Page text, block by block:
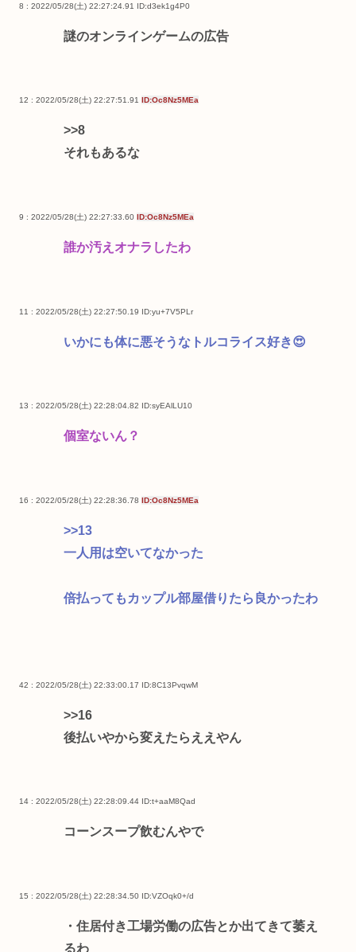
8 : 2022/05/28(土) 22:27:24.91 ID:d3ek1g4P0
謎のオンラインゲームの広告
12 : 2022/05/28(土) 22:27:51.91 ID:Oc8Nz5MEa
>>8
それもあるな
9 : 2022/05/28(土) 22:27:33.60 ID:Oc8Nz5MEa
誰か汚えオナラしたわ
11 : 2022/05/28(土) 22:27:50.19 ID:yu+7V5PLr
いかにも体に悪そうなトルコライス好き😍
13 : 2022/05/28(土) 22:28:04.82 ID:syEAlLU10
個室ないん？
16 : 2022/05/28(土) 22:28:36.78 ID:Oc8Nz5MEa
>>13
一人用は空いてなかった
倍払ってもカップル部屋借りたら良かったわ
42 : 2022/05/28(土) 22:33:00.17 ID:8C13PvqwM
>>16
後払いやから変えたらええやん
14 : 2022/05/28(土) 22:28:09.44 ID:t+aaM8Qad
コーンスープ飲むんやで
15 : 2022/05/28(土) 22:28:34.50 ID:VZOqk0+/d
・住居付き工場労働の広告とか出てきて萎え
るわ